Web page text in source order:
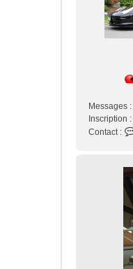
Messages :
Inscription :
Contact :